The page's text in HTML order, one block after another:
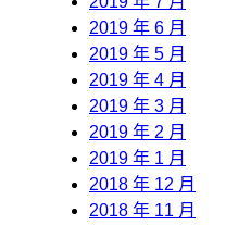
2019 年 6 月
2019 年 5 月
2019 年 4 月
2019 年 3 月
2019 年 2 月
2019 年 1 月
2018 年 12 月
2018 年 11 月